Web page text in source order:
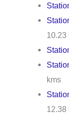
10.23
kms
12.38